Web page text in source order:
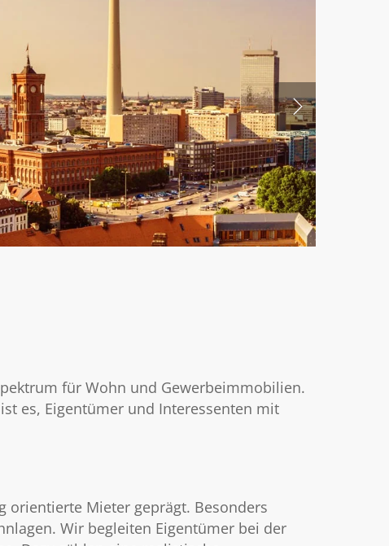
für Wohn und Gewerbeimmobilien.
es, Eigentümer und Interessenten mit
Mieter geprägt. Besonders
Wir begleiten Eigentümer bei der